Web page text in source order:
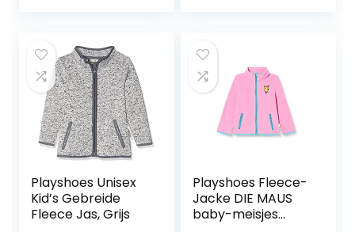
Playshoes Unisex
Kid’s Gebreide
Fleece Jas, Grijs
Playshoes Fleece-
Jacke DIE MAUS
baby-meisjes